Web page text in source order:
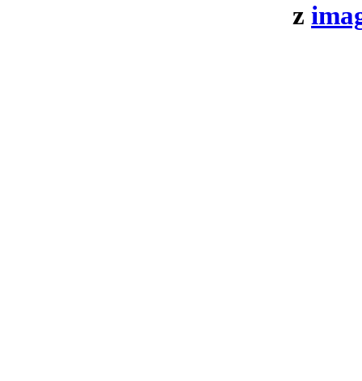
z